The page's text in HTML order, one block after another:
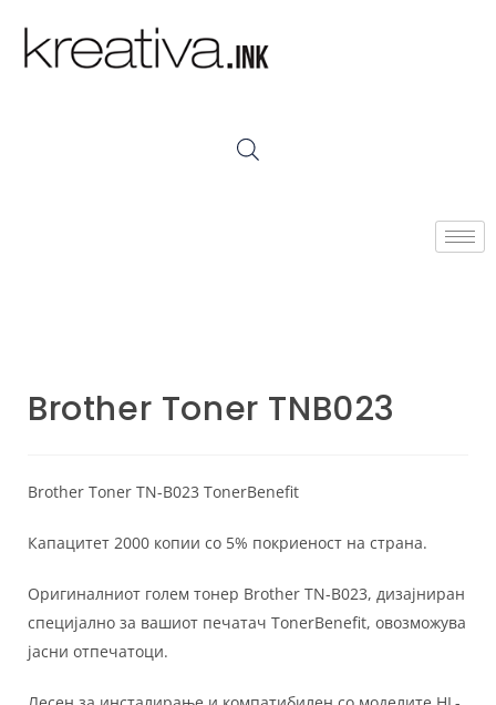
Brother Toner TNB023
Brother Toner TN-B023 TonerBenefit
Капацитет 2000 копии со 5% покриеност на страна.
Оригиналниот голем тонер Brother TN-B023, дизајниран
специјално за вашиот печатач TonerBenefit, овозможува
јасни отпечатоци.